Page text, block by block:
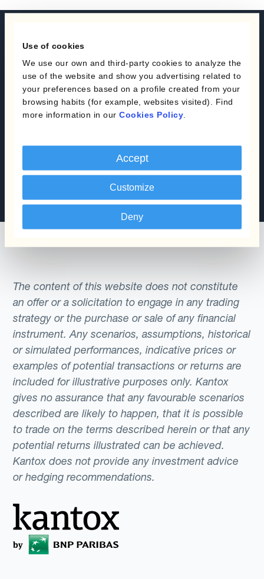
Use of cookies
We use our own and third-party cookies to analyze the
use of the website and show you advertising related to
your preferences based on a profile created from your
browsing habits (for example, websites visited). Find
more information in our Cookies Policy
Accept
Customize
Deny
Automatisieren Sie Ihr
Währungsmanagement
mit einer gesunden
Auswahl an
Jetzt eine Demo buchen
Kontakt
The content of this website does not constitute
an offer or a solicitation to engage in any trading
strategy or the purchase or sale of any financial
instrument. Any scenarios, assumptions, historical
or simulated performances, indicative prices or
examples of potential transactions or returns are
included for illustrative purposes only. Kantox
gives no assurance that any favourable scenarios
described are likely to happen, that it is possible
to trade on the terms described herein or that any
potential returns illustrated can be achieved.
Kantox does not provide any investment advice
or hedging recommendations.